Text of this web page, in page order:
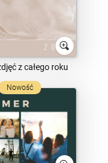
z całego roku
Nowość